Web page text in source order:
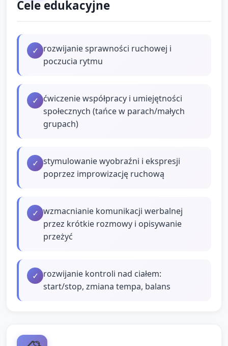
Cele edukacyjne
✓ rozwijanie sprawności ruchowej i
poczucia rytmu
✓ ćwiczenie współpracy i umiejętności
społecznych (tańce w parach/małych
grupach)
✓ stymulowanie wyobraźni i ekspresji
poprzez improwizację ruchową
✓ wzmacnianie komunikacji werbalnej
przez krótkie rozmowy i opisywanie
przeżyć
✓ rozwijanie kontroli nad ciałem:
start/stop, zmiana tempa, balans